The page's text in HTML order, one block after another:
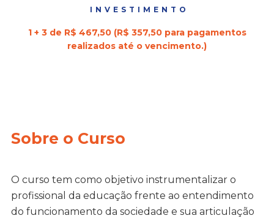
INVESTIMENTO
1 + 3 de R$ 467,50 (R$ 357,50 para pagamentos
realizados até o vencimento.)
Sobre o Curso
O curso tem como objetivo instrumentalizar o
profissional da educação frente ao entendimento
do funcionamento da sociedade e sua articulação